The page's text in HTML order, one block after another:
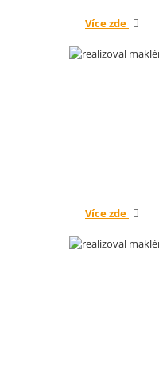
Více zde
Více zde